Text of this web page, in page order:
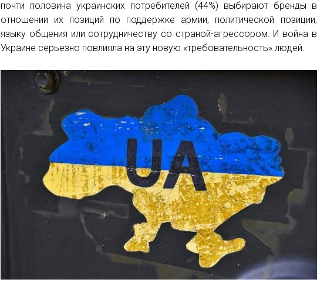
почти половина украинских потребителей (44%) выбирают бренды в
отношении их позиций по поддержке армии, политической позиции,
языку общения или сотрудничеству со страной-агрессором. И война в
Украине серьезно повлияла на эту новую «требовательность» людей.